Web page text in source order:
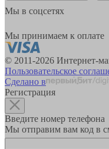
Мы в соцсетях
Мы принимаем к оплате
© 2011-2026 Интернет-
Пользовательское
Сделано в
Регистрация
Введите номер телефона
Мы отправим вам код в